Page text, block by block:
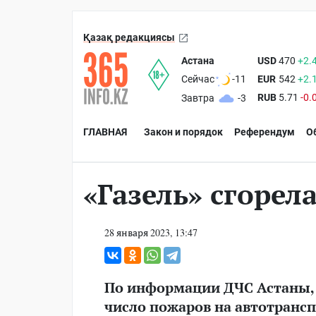
Қазақ редакциясы
Астана
Сейчас
-11
Завтра
-3
USD470
EUR 542
RUB 5.71 -
ГЛАВНАЯ Закон и порядок Референдум
«Газель»
28 января 2023, 13:47
По информации ДЧС Астаны,
число пожаров на